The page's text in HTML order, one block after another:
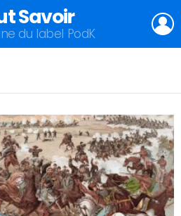
Savoir
du label PodK